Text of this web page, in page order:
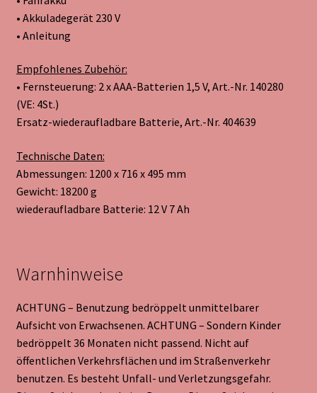
• Akkuladegerät 230 V
• Anleitung
Empfohlenes Zubehör:
• Fernsteuerung: 2 x AAA-Batterien 1,5 V, Art.-Nr. 140280
(VE: 4St.)
Ersatz-wiederaufladbare Batterie, Art.-Nr. 404639
Technische Daten:
Abmessungen: 1200 x 716 x 495 mm
Gewicht: 18200 g
wiederaufladbare Batterie: 12 V 7 Ah
Warnhinweise
ACHTUNG – Benutzung bedröppelt unmittelbarer
Aufsicht von Erwachsenen. ACHTUNG – Sondern Kinder
bedröppelt 36 Monaten nicht passend. Nicht auf
öffentlichen Verkehrsflächen und im Straßenverkehr
benutzen. Es besteht Unfall- und Verletzungsgefahr.